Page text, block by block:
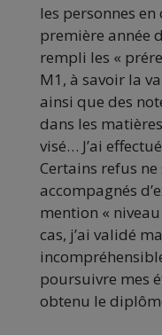
les personnes
première année
rempli les «
M1, à savoir la
ainsi que des
dans les
visé… J’ai
Certains refus
accompagnés
mention «
cas, j’ai validé
poursuivre mes
obtenu le